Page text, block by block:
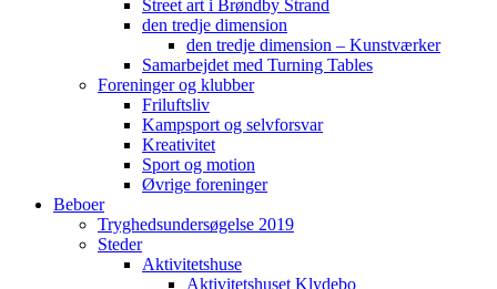
Street art i Brøndby Strand
den tredje dimension
den tredje dimension – Kunstværker
Samarbejdet med Turning Tables
Foreninger og klubber
Friluftsliv
Kampsport og selvforsvar
Kreativitet
Sport og motion
Øvrige foreninger
Beboer
Tryghedsundersøgelse 2019
Steder
Aktivitetshuse
Aktivitetshuset Klydebo